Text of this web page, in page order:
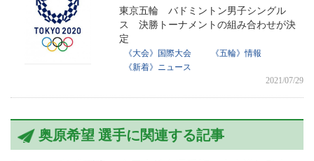
東京五輪 バドミントン男子シングル
ス 決勝トーナメントの組み合わせが決
定
《大会》国際大会
《五輪》情報
《新着》ニュース
2021/07/29
奥原希望 選手に関連する記事